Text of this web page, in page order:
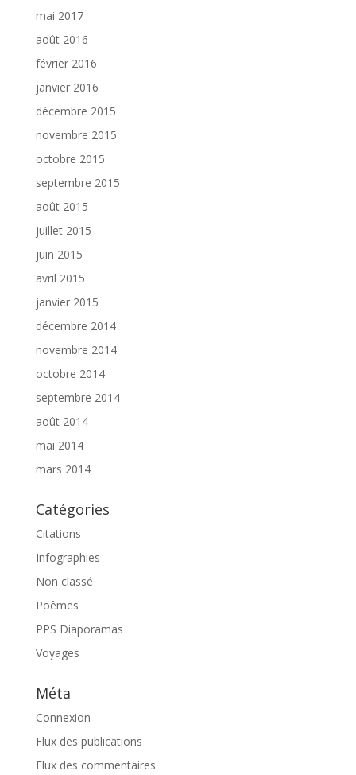
mai 2017
août 2016
février 2016
janvier 2016
décembre 2015
novembre 2015
octobre 2015
septembre 2015
août 2015
juillet 2015
juin 2015
avril 2015
janvier 2015
décembre 2014
novembre 2014
octobre 2014
septembre 2014
août 2014
mai 2014
mars 2014
Catégories
Citations
Infographies
Non classé
Poêmes
PPS Diaporamas
Voyages
Méta
Connexion
Flux des publications
Flux des commentaires